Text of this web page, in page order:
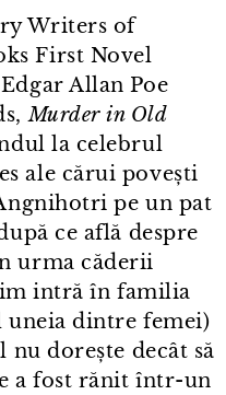
Writers of
First Novel
Allan Poe
Murder in Old
la celebrul
ale cărui povești
pe un pat
ce află despre
urma căderii
intră în familia
dintre femei)
nu dorește decât să
a fost rănit într⁠-⁠un